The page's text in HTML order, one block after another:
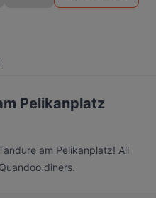
Pelikanplatz
am Pelikanplatz! All
diners.